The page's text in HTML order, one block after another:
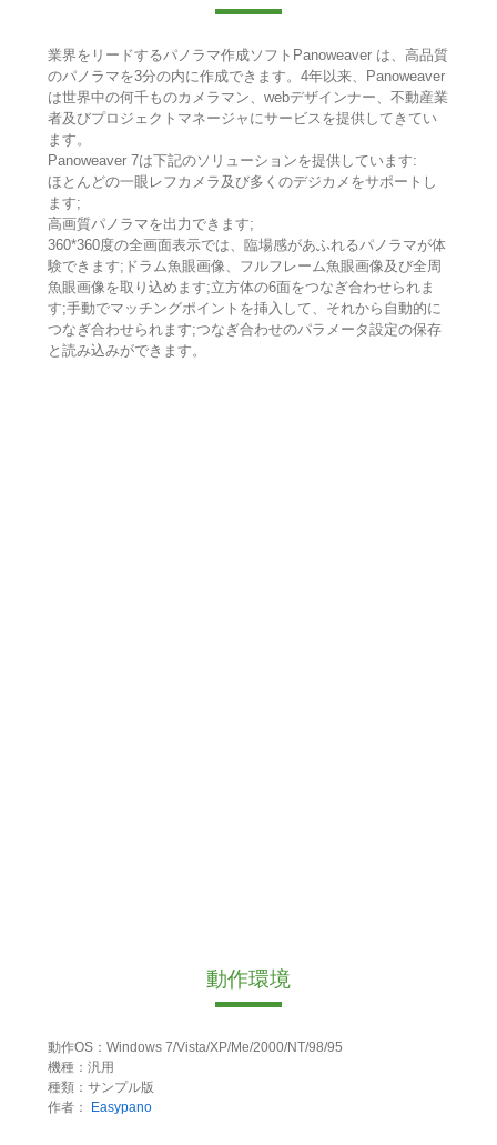
業界をリードするパノラマ作成ソフトPanoweaver は、高品質
のパノラマを3分の内に作成できます。4年以来、Panoweaver
は世界中の何千ものカメラマン、webデザインナー、不動産業
者及びプロジェクトマネージャにサービスを提供してきてい
ます。
Panoweaver 7は下記のソリューションを提供しています:
ほとんどの一眼レフカメラ及び多くのデジカメをサポートし
ます;
高画質パノラマを出力できます;
360*360度の全画面表示では、臨場感があふれるパノラマが体
験できます;ドラム魚眼画像、フルフレーム魚眼画像及び全周
魚眼画像を取り込めます;立方体の6面をつなぎ合わせられま
す;手動でマッチングポイントを挿入して、それから自動的に
つなぎ合わせられます;つなぎ合わせのパラメータ設定の保存
と読み込みができます。
動作環境
動作OS：Windows 7/Vista/XP/Me/2000/NT/98/95
機種：汎用
種類：サンプル版
作者：
Easypano